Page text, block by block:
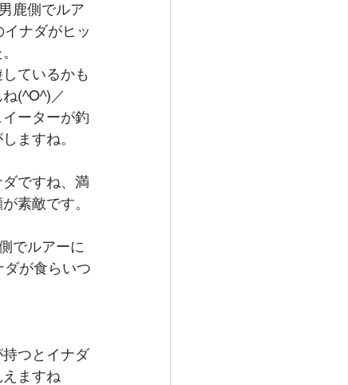
鹿側でルア
ナダがヒッ
ているかも
(^O^)／
ーターが釣
ますね。
ですね、満
素敵です。
でルアーに
ダが食らいつ
つとイナダ
ますね